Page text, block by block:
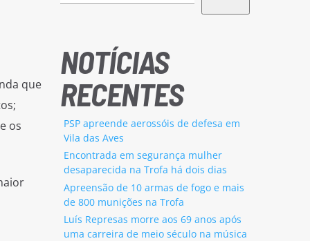
que
os
NOTÍCIAS
RECENTES
PSP apreende aerossóis de defesa em
Vila das Aves
Encontrada em segurança mulher
desaparecida na Trofa há dois dias
Apreensão de 10 armas de fogo e mais
de 800 munições na Trofa
Luís Represas morre aos 69 anos após
uma carreira de meio século na música